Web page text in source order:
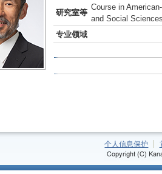
研究室等
Course in
and Social
专业领域
个人信息保护